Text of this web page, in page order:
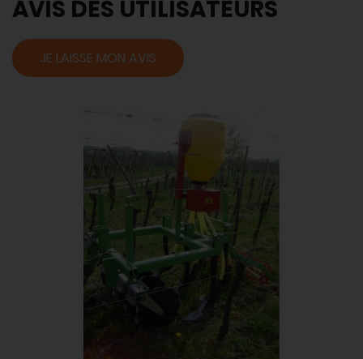
AVIS DES UTILISATEURS
JE LAISSE MON AVIS